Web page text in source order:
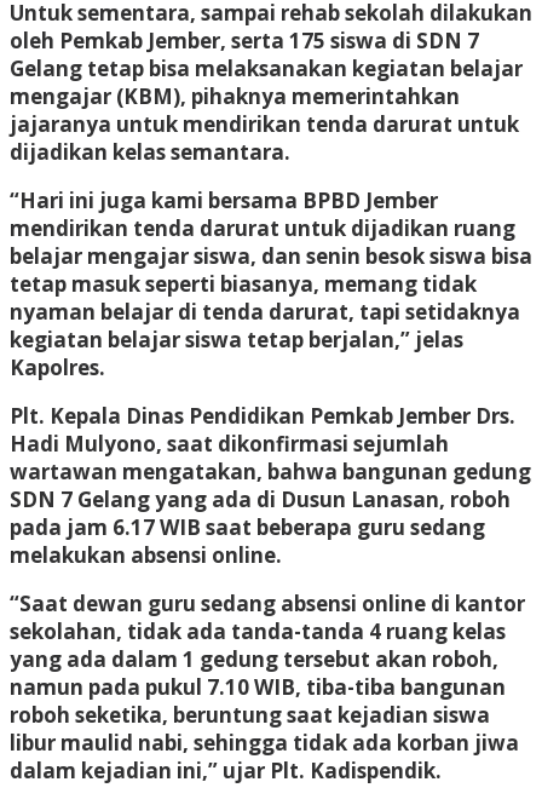
Untuk sementara, sampai rehab sekolah dilakukan
oleh Pemkab Jember, serta 175 siswa di SDN 7
Gelang tetap bisa melaksanakan kegiatan belajar
mengajar (KBM), pihaknya memerintahkan
jajaranya untuk mendirikan tenda darurat untuk
dijadikan kelas semantara.
“Hari ini juga kami bersama BPBD Jember
mendirikan tenda darurat untuk dijadikan ruang
belajar mengajar siswa, dan senin besok siswa bisa
tetap masuk seperti biasanya, memang tidak
nyaman belajar di tenda darurat, tapi setidaknya
kegiatan belajar siswa tetap berjalan,” jelas
Kapolres.
Plt. Kepala Dinas Pendidikan Pemkab Jember Drs.
Hadi Mulyono, saat dikonfirmasi sejumlah
wartawan mengatakan, bahwa bangunan gedung
SDN 7 Gelang yang ada di Dusun Lanasan, roboh
pada jam 6.17 WIB saat beberapa guru sedang
melakukan absensi online.
“Saat dewan guru sedang absensi online di kantor
sekolahan, tidak ada tanda-tanda 4 ruang kelas
yang ada dalam 1 gedung tersebut akan roboh,
namun pada pukul 7.10 WIB, tiba-tiba bangunan
roboh seketika, beruntung saat kejadian siswa
libur maulid nabi, sehingga tidak ada korban jiwa
dalam kejadian ini,” ujar Plt. Kadispendik.